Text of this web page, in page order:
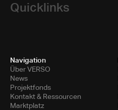
Quicklinks
Navigation
Über VERSO
News
Projektfonds
Kontakt & Ressourcen
Marktplatz